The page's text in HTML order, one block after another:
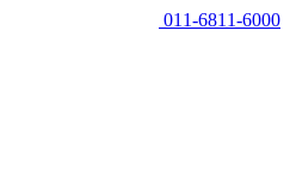
011-6811-6000